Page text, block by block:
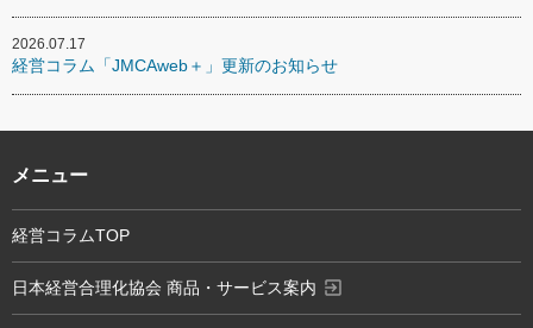
2026.07.17
経営コラム「JMCAweb＋」更新のお知らせ
メニュー
経営コラムTOP
日本経営合理化協会 商品・サービス案内 exit_to_app